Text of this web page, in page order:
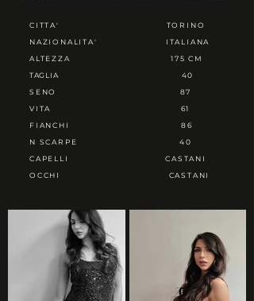
CITTA'
NAZIONALITA'
ALTEZZA
TAGLIA
SENO
VITA
FIANCHI
N SCARPE
CAPELLI
OCCHI
TORINO
ITALIANA
175 CM
40
87
61
86
40
CASTANI
CASTANI